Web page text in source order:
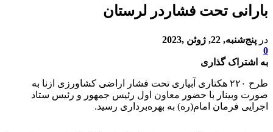
بارانی تحت فشاردر لرستان
در پنج‌شنبه, 22, ژوئن ,2023
0
به اشتراک گذاری
طرح ۲۲۰ هکتاری آبیاری تحت فشار اراضی کشاورزی ازنا به
صورت وبینار با حضور معاون اول رئیس جمهور و رئیس ستاد
اجرایی فرمان امام(ره) به بهره‌برداری رسید.